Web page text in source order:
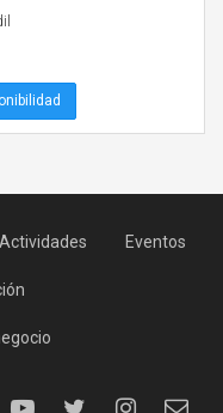
Actividades Eventos